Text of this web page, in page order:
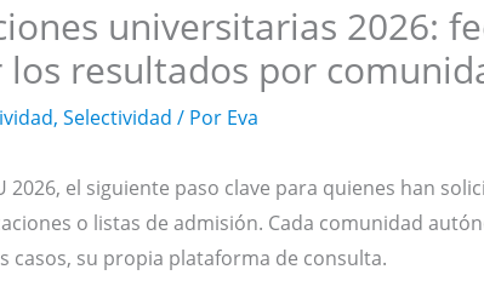
universitarias 2026:
los resultados por
, Selectividad / Por Eva
2026, el siguiente paso clave para quienes han
o listas de admisión. Cada comunidad
casos, su propia plataforma de consulta.